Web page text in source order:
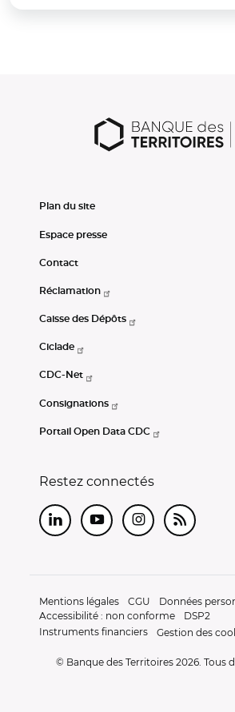
Plan du site
Espace presse
Contact
Réclamation
Caisse des Dépôts
Ciclade
CDC-Net
Consignations
Portail Open Data CDC
Restez connectés
LinkedInYoutubeInstagram
RSS
Mentions légales CGU
Données
Accessibilité : non conforme
DSP2
Instruments financiers
Gestion des
© Banque des Territoires 2026. Tous